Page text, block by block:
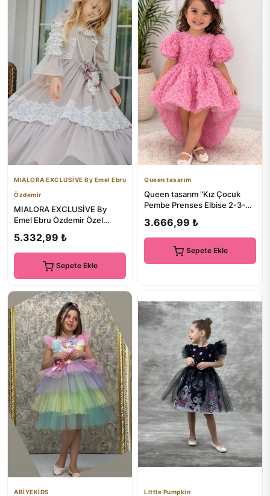
MIALORA EXCLUSİVE By Emel Ebru
Özdemir
MIALORA EXCLUSİVE By
Emel Ebru Özdemir Özel
Vintage...
5.332,99 ₺
Sepete Ekle
Queen tasarım
Queen tasarım "Kız Çocuk
Pembe Prenses Elbise 2-3-4-
3.666,99 ₺
Sepete Ekle
ABİYEKİDS Little Pumpkin